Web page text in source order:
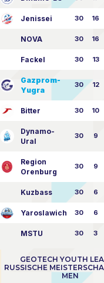
Jenissei 30 16
NOVA 30 16
Fackel 30 13
Gazprom-
Yugra
30 12
Bitter 30 10
Dynamo-
Ural
30 9
Region
Orenburg
30 9
Kuzbass 30 6
Yaroslawich 30 6
MSTU 30 3
GEOTECH YOUTH
RUSSISCHE
MEN